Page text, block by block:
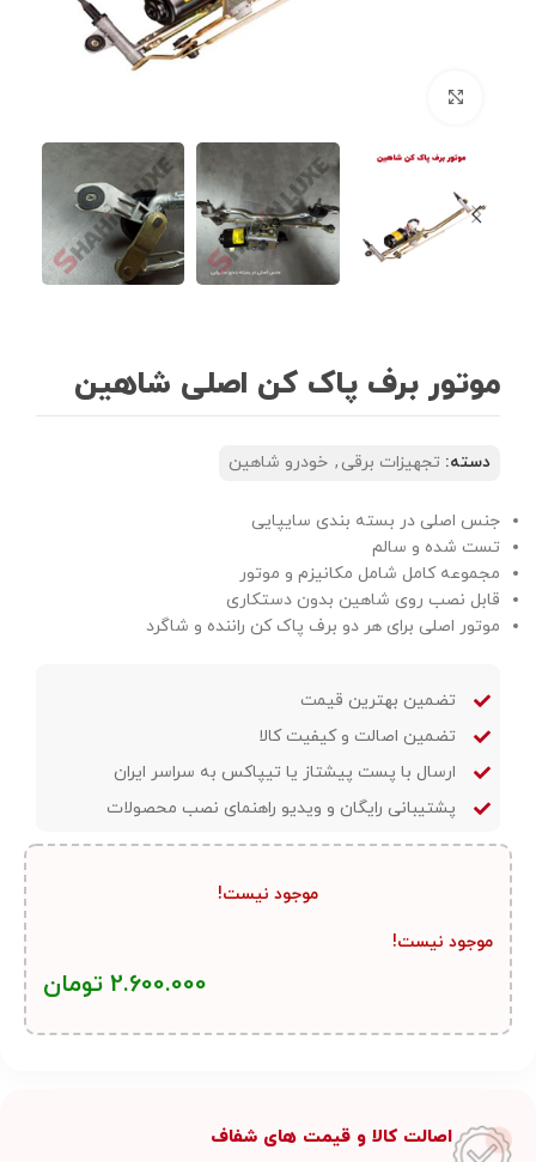
موتور برف پاک کن اصلی شاهین
دسته: تجهیزات برقی , خودرو شاهین
جنس اصلی در بسته بندی سایپایی
تست شده و سالم
مجموعه کامل شامل مکانیزم و موتور
قابل نصب روی شاهین بدون دستکاری
موتور اصلی برای هر دو برف پاک کن راننده و شاگرد
تضمین بهترین قیمت
تضمین اصالت و کیفیت کالا
ارسال با پست پیشتاز یا تیپاکس به سراسر ایران
پشتیبانی رایگان و ویدیو راهنمای نصب محصولات
موجود نیست!
موجود نیست!
2.600.000 تومان
اصالت کالا و قیمت های شفاف